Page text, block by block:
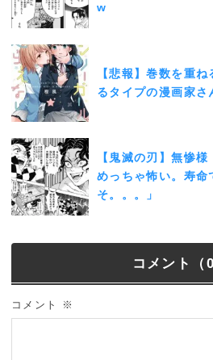
w
【悲報】巻数を重
るタイプの漫画家
【鬼滅の刃】無惨
めっちゃ怖い。寿命
そ。。。」
コメント（0
コメント ※